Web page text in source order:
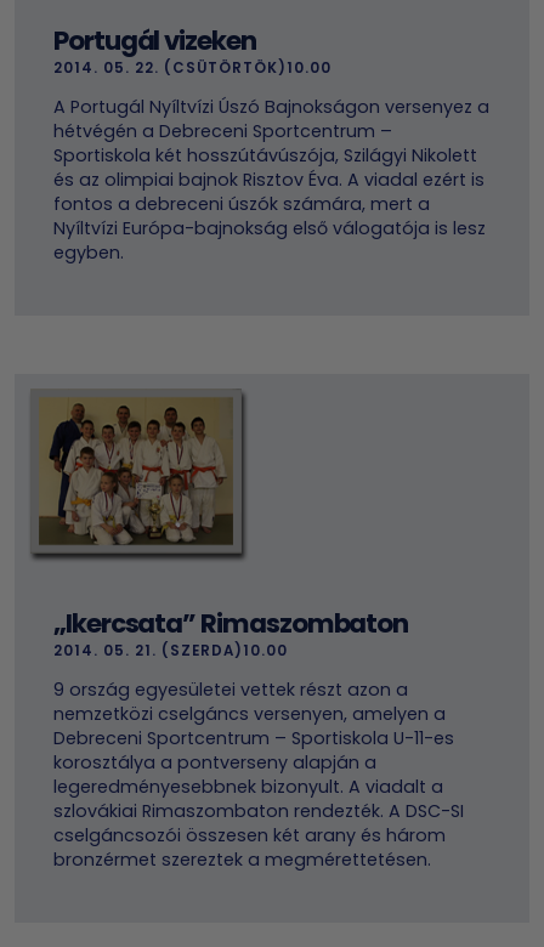
Portugál vizeken
2014. 05. 22. (CSÜTÖRTÖK)10.00
A Portugál Nyíltvízi Úszó Bajnokságon versenyez a
hétvégén a Debreceni Sportcentrum –
Sportiskola két hosszútávúszója, Szilágyi Nikolett
és az olimpiai bajnok Risztov Éva. A viadal ezért is
fontos a debreceni úszók számára, mert a
Nyíltvízi Európa-bajnokság első válogatója is lesz
egyben.
„Ikercsata” Rimaszombaton
2014. 05. 21. (SZERDA)10.00
9 ország egyesületei vettek részt azon a
nemzetközi cselgáncs versenyen, amelyen a
Debreceni Sportcentrum – Sportiskola U-11-es
korosztálya a pontverseny alapján a
legeredményesebbnek bizonyult. A viadalt a
szlovákiai Rimaszombaton rendezték. A DSC-SI
cselgáncsozói összesen két arany és három
bronzérmet szereztek a megmérettetésen.